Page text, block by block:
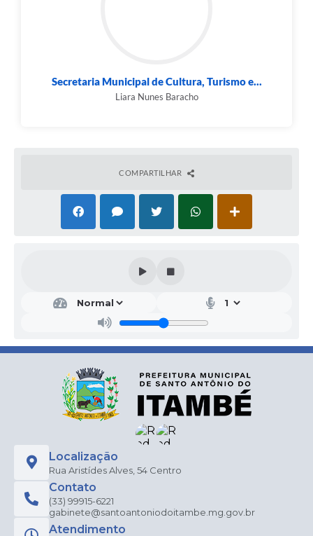
Secretaria Municipal de Cultura, Turismo e...
Liara Nunes Baracho
COMPARTILHAR
Localização
Rua Aristídes Alves, 54 Centro
Contato
(33) 99915-6221
gabinete@santoantoniodoitambe.mg.gov.br
Atendimento